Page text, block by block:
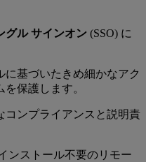
グル サインオン (SSO) に
に基づいたきめ細かなアク
保護します。
コンプライアンスと説明責
ンストール不要のリモー